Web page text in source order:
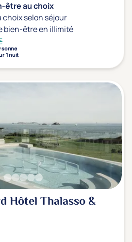
être au choix
choix selon séjour
bien-être en illimité
1 nuit
Hôtel Thalasso &